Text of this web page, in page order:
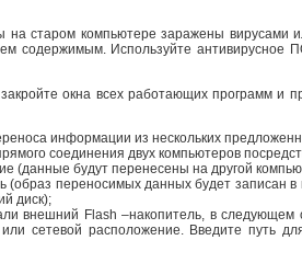
на старом компьютере заражены вирусами
содержимым. Используйте антивирусное
окна всех работающих программ и
информации из нескольких
соединения двух компьютеров
(данные будут перенесены на другой
(образ переносимых данных будет
диск);
внешний Flash –накопитель, в следующем
сетевой расположение. Введите путь